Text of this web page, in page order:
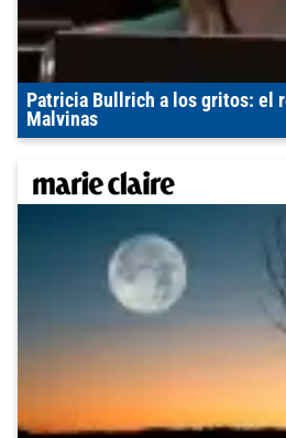
Patricia Bullrich a los gritos: el
Malvinas